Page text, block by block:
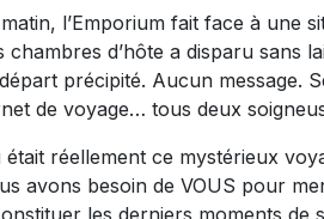
l’Emporium fait face à une
chambres d’hôte a disparu sans
précipité. Aucun message.
de voyage… tous deux
était réellement ce mystérieux
avons besoin de VOUS pour
les derniers moments de